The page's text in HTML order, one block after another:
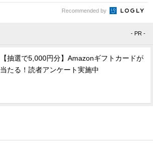
Recommended by
- PR -
【抽選で5,000円分】Amazonギフトカードが
当たる！読者アンケート実施中